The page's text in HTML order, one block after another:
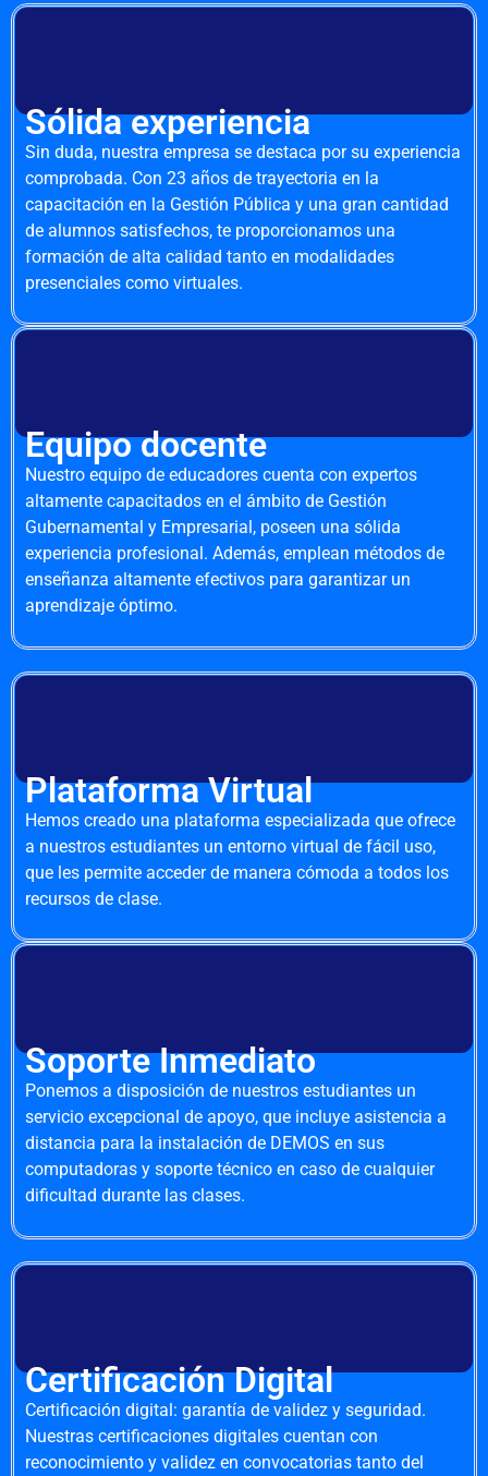
Sólida experiencia
Sin duda, nuestra empresa se destaca por su experiencia
comprobada. Con 23 años de trayectoria en la
capacitación en la Gestión Pública y una gran cantidad
de alumnos satisfechos, te proporcionamos una
formación de alta calidad tanto en modalidades
presenciales como virtuales.
Equipo docente
Nuestro equipo de educadores cuenta con expertos
altamente capacitados en el ámbito de Gestión
Gubernamental y Empresarial, poseen una sólida
experiencia profesional. Además, emplean métodos de
enseñanza altamente efectivos para garantizar un
aprendizaje óptimo.
Plataforma Virtual
Hemos creado una plataforma especializada que ofrece
a nuestros estudiantes un entorno virtual de fácil uso,
que les permite acceder de manera cómoda a todos los
recursos de clase.
Soporte Inmediato
Ponemos a disposición de nuestros estudiantes un
servicio excepcional de apoyo, que incluye asistencia a
distancia para la instalación de DEMOS en sus
computadoras y soporte técnico en caso de cualquier
dificultad durante las clases.
Certificación Digital
Certificación digital: garantía de validez y seguridad.
Nuestras certificaciones digitales cuentan con
reconocimiento y validez en convocatorias tanto del